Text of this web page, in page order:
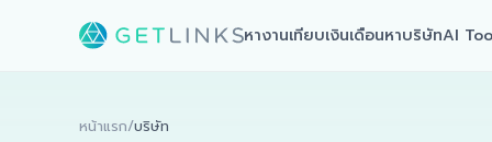
หางานเทียบเงินเดือนหาบริษัทAI
หน้าแรก/บริษัท